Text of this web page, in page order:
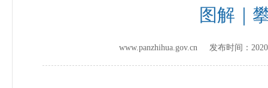
图解｜
www.panzhihua.gov.cn 发布时间：